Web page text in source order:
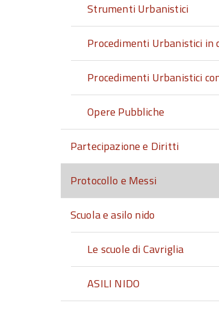
Strumenti Urbanistici
Procedimenti Urbanistici in
Procedimenti Urbanistici
Opere Pubbliche
Partecipazione e Diritti
Protocollo e Messi
Scuola e asilo nido
Le scuole di Cavriglia
ASILI NIDO